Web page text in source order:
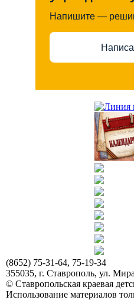
Напишите —
(8652) 75-31-64, 75-19-34
355035, г. Ставрополь, ул.
© Ставропольская краевая
Использование материалов